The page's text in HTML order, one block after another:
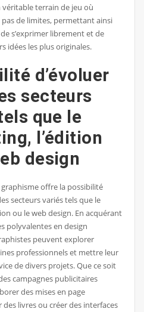
véritable terrain de jeu où
pas de limites, permettant ainsi
s’exprimer librement et de
idées les plus originales.
d’évoluer
secteurs
que le
l’édition
design
offre la possibilité
secteurs variés tels que le
ou le web design. En acquérant
polyvalentes en design
peuvent explorer
professionnels et mettre leur
de divers projets. Que ce soit
campagnes publicitaires
des mises en page
livres ou créer des interfaces